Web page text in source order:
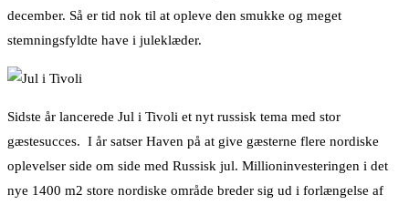
december. Så er tid nok til at opleve den smukke og meget
stemningsfyldte have i juleklæder.
Sidste år lancerede Jul i Tivoli et nyt russisk tema med stor
gæstesucces. I år satser Haven på at give gæsterne flere nordiske
oplevelser side om side med Russisk jul. Millioninvesteringen i det
nye 1400 m2 store nordiske område breder sig ud i forlængelse af